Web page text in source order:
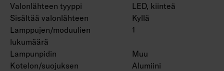
Valonlähteen tyyppi
LED, kiinteä
Sisältää valonlähteen
Kyllä
Lamppujen/moduulien
lukumäärä
1
Lampunpidin
Muu
Kotelon/suojuksen
Alumiini